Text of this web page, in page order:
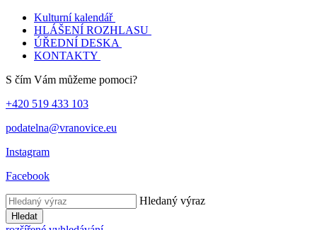
Kulturní kalendář
HLÁŠENÍ ROZHLASU
ÚŘEDNÍ DESKA
KONTAKTY
S čím Vám můžeme pomoci?
+420 519 433 103
podatelna@vranovice.eu
Instagram
Facebook
Hledaný výraz
Hledat